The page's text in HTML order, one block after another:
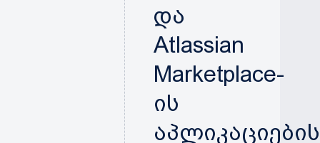
და
Atlassian
Marketplace-
ის
აპლიკაციების